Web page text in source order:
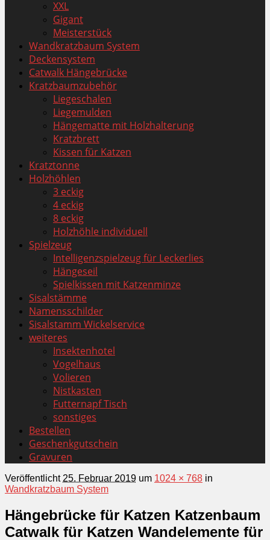
XXL
Gigant
Meisterstück
Wandkratzbaum System
Deckensystem
Catwalk Hängebrücke
Kratzbaumzubehör
Liegeschalen
Liegemulden
Hängematte mit Holzhalterung
Kratzbrett
Kissen für Katzen
Kratztonne
Holzhöhlen
3 eckig
4 eckig
8 eckig
Holzhöhle individuell
Spielzeug
Intelligenzspielzeug für Leckerlies
Hängeseil
Spielkissen mit Katzenminze
Sisalstämme
Namensschilder
Sisalstamm Wickelservice
weiteres
Insektenhotel
Vogelhaus
Volieren
Nistkasten
Futternapf Tisch
sonstiges
Bestellen
Geschenkgutschein
Gravuren
Veröffentlicht 25. Februar 2019 um 1024 × 768 in
Wandkratzbaum System
Hängebrücke für Katzen Katzenbaum
Catwalk für Katzen Wandelemente für